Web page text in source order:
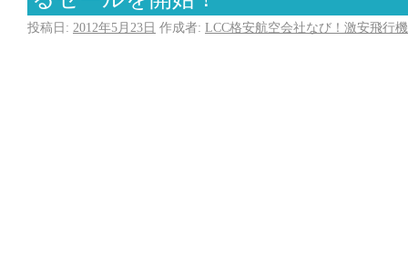
投稿日: 2012年5月23日 作成者: LCC格安航空会社なび！激安飛行